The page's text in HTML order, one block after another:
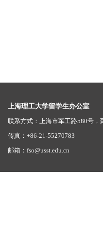
上海理工大学留学生办公室
联系方式：上海市军工路580号，
传真：+86-21-55270783
邮箱：fso@usst.edu.cn